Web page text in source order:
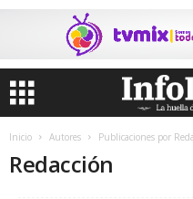
Inicio Autores Publicaciones por
Redacción